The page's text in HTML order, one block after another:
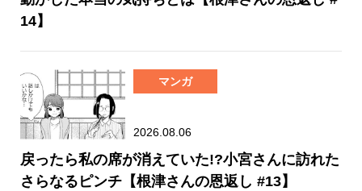
14】
マンガ
2026.08.06
戻ったら私の席が消えていた!?小宮さんに訪れた
さらなるピンチ【根津さんの恩返し #13】